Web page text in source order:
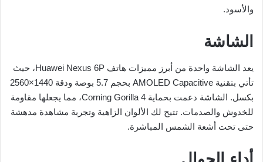
والأسود.
الشاشة
يعد الشاشة واحدة من أبرز مميزات هاتف Huawei Nexus 6P، حيث
تأتي بتقنية AMOLED Capacitive بحجم 5.7 بوصة ودقة 1440×2560
بكسل. الشاشة دعمت بحماية Corning Gorilla 4، مما يجعلها مقاومة
للخدوش والصدمات. تتيح لك الألوان الزاهية وتجربة مشاهدة مدهشة
حتى تحت أشعة الشمس المباشرة.